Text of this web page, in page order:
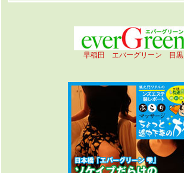
早稲田 エバーグリーン 目黒